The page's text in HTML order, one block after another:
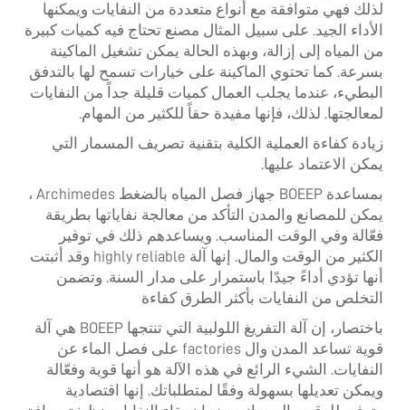
لذلك فهي متوافقة مع أنواع متعددة من النفايات ويمكنها
الأداء الجيد. على سبيل المثال مصنع تحتاج فيه كميات كبيرة
من المياه إلى إزالة، وبهذه الحالة يمكن تشغيل الماكينة
بسرعة. كما تحتوي الماكينة على خيارات تسمح لها بالتدفق
البطيء، عندما يجلب العمال كميات قليلة جداً من النفايات
لمعالجتها. لذلك، فإنها مفيدة حقاً للكثير من المهام.
زيادة كفاءة العملية الكلية بتقنية تصريف المسمار التي
يمكن الاعتماد عليها.
بمساعدة BOEEP
جهاز فصل المياه بالضغط Archimedes
،
يمكن للمصانع والمدن التأكد من معالجة نفاياتها بطريقة
فعّالة وفي الوقت المناسب. ويساعدهم ذلك في توفير
الكثير من الوقت والمال. إنها آلة highly reliable وقد أثبتت
أنها تؤدي أداءً جيدًا باستمرار على مدار السنة. وتضمن
التخلص من النفايات بأكثر الطرق كفاءة
باختصار، إن آلة التفريغ اللولبية التي تنتجها BOEEP هي آلة
قوية تساعد المدن وال factories على فصل الماء عن
النفايات. الشيء الرائع في هذه الآلة هو أنها قوية وفعّالة
ويمكن تعديلها بسهولة وفقًا لمتطلباتك. إنها اقتصادية